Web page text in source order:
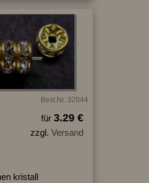
Best.Nr.:32044
für 3.29 €
zzgl. Versand
kristall